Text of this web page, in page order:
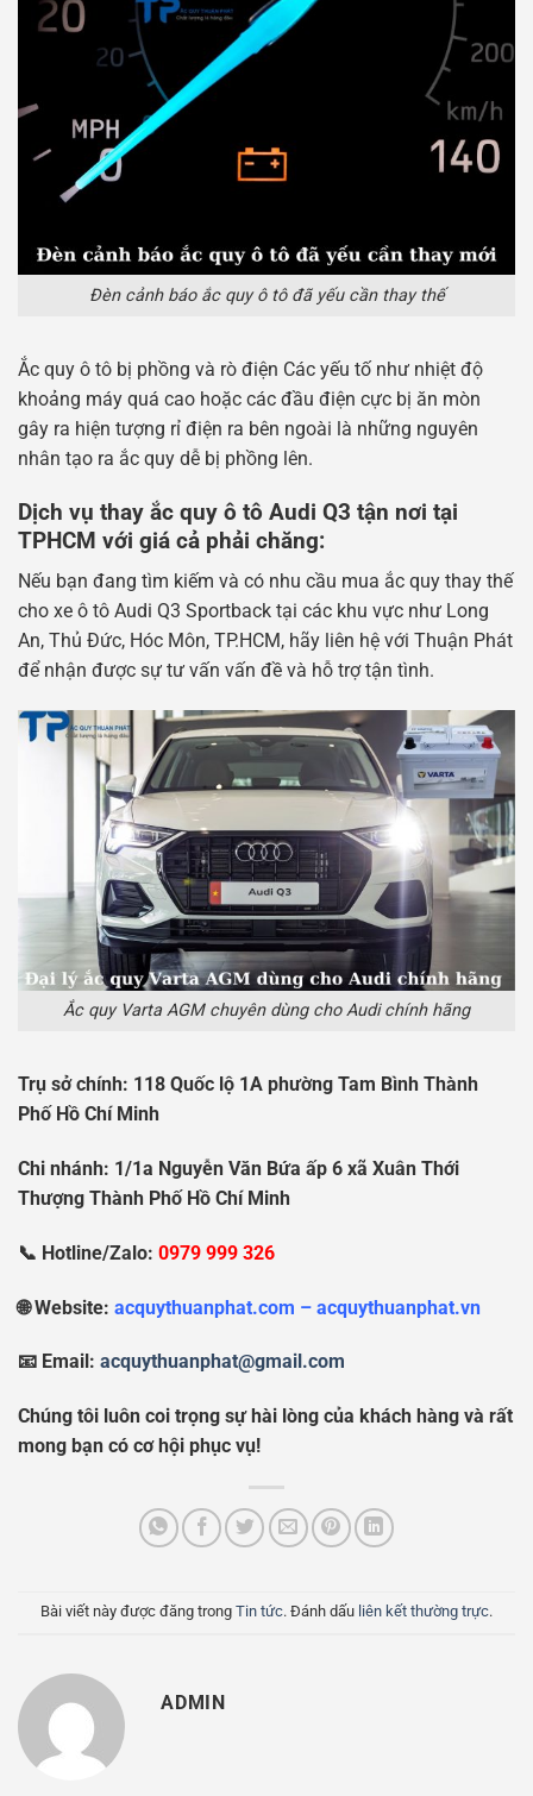
Đèn cảnh báo ắc quy ô tô đã yếu cần thay thế
Ắc quy ô tô bị phồng và rò điện Các yếu tố như nhiệt độ
khoảng máy quá cao hoặc các đầu điện cực bị ăn mòn
gây ra hiện tượng rỉ điện ra bên ngoài là những nguyên
nhân tạo ra ắc quy dễ bị phồng lên.
Dịch vụ thay ắc quy ô tô Audi Q3 tận nơi tại
TPHCM với giá cả phải chăng:
​Nếu bạn đang tìm kiếm và có nhu cầu mua ắc quy thay thế
cho xe ô tô Audi Q3 Sportback tại các khu vực như Long
An, Thủ Đức, Hóc Môn, TP.HCM, hãy liên hệ với Thuận Phát
để nhận được sự tư vấn vấn đề và hỗ trợ tận tình.
Ắc quy Varta AGM chuyên dùng cho Audi chính hãng
Trụ sởchính: 118 Quốc lộ 1A phường Tam Bình Thành
PhốHồ Chí Minh
Chi nhánh: 1/1a Nguyễn Văn Bứa ấp 6 xã Xuân Thới
Thượng Thành PhốHồ Chí Minh
📞 Hotline/Zalo: 0979 999 326
🌐 Website: acquythuanphat.com – acquythuanphat.vn
📧 Email: acquythuanphat@gmail.com
Chúng tôi luôn coi trọng sự hài lòng của khách hàng và rất
mong bạn có cơ hội phục vụ!
Bài viết này được đăng trong Tin tức. Đánh dấu liên kết thường trực.
ADMIN